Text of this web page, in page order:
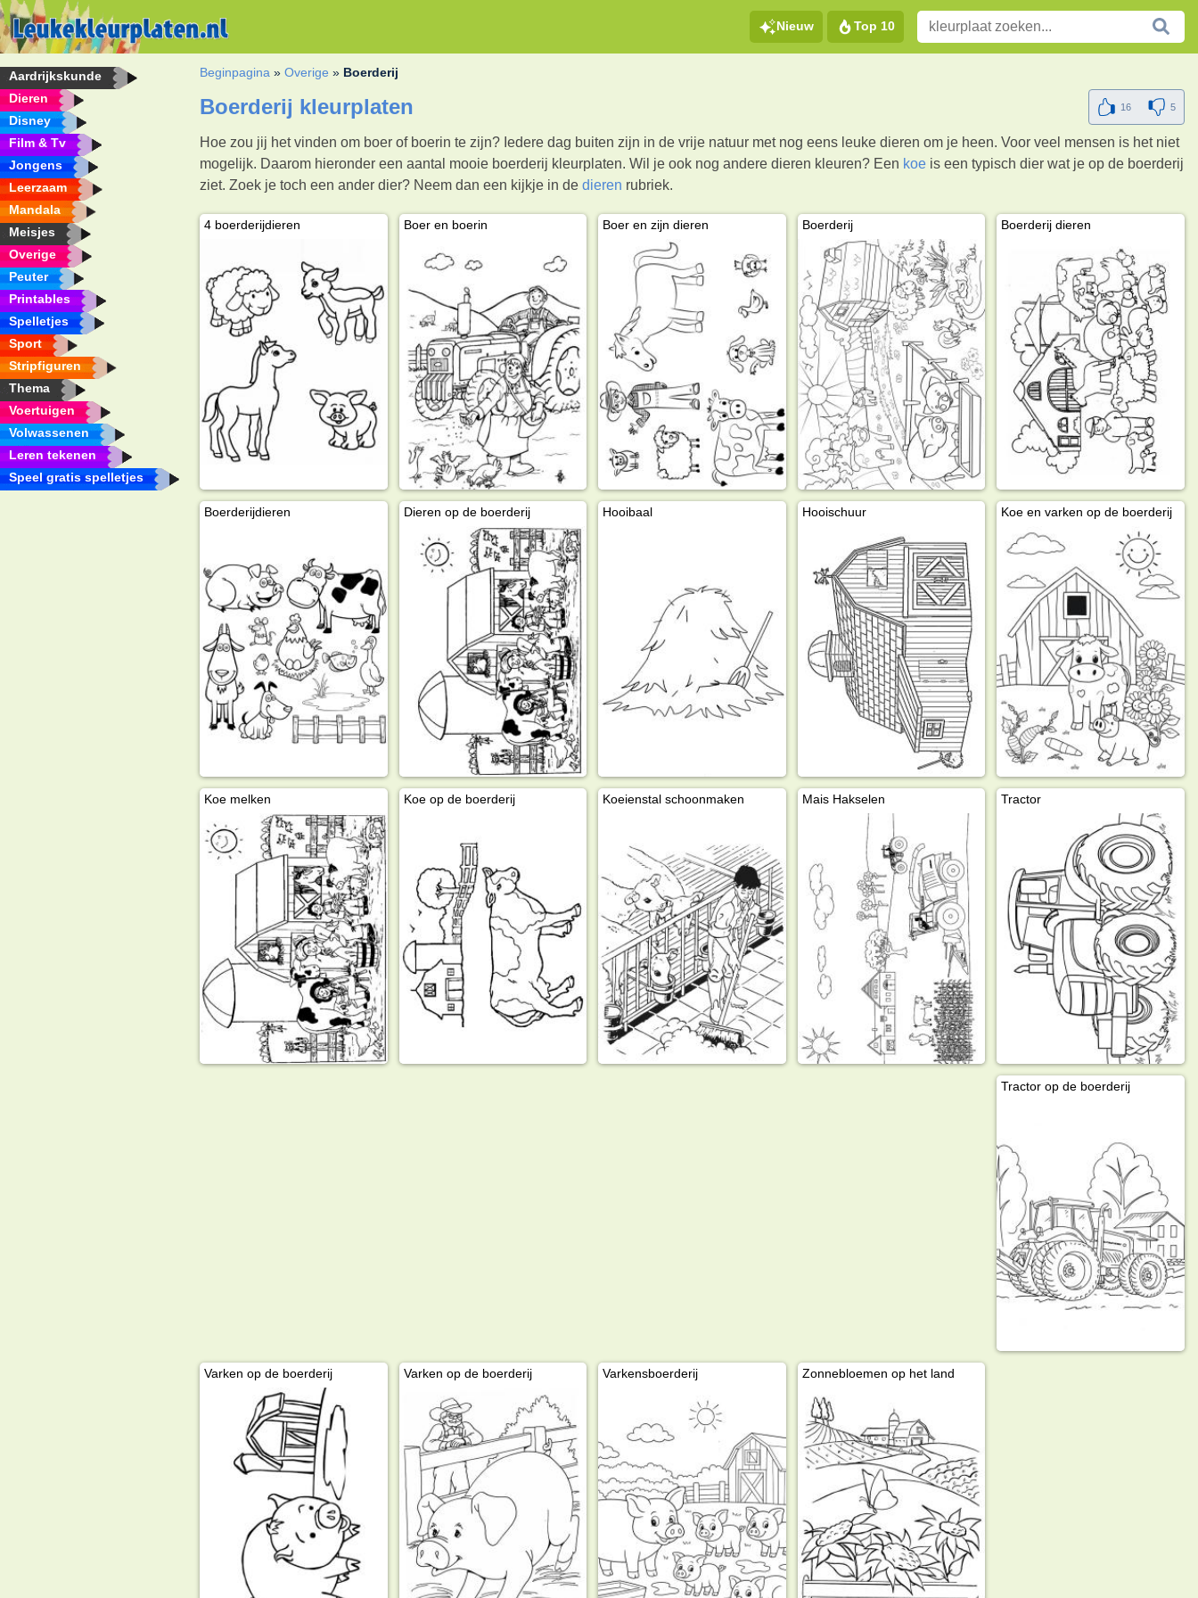
Nieuw Top 10
Aardrijkskunde
Dieren
Disney
Film & Tv
Jongens
Leerzaam
Mandala
Meisjes
Overige
Peuter
Printables
Spelletjes
Sport
Stripfiguren
Thema
Voertuigen
Volwassenen
Leren tekenen
Speel gratis spelletjes
Beginpagina »Overige » Boerderij
Boerderij kleurplaten 16 5
Hoe zou jij het vinden om boer of boerin te zijn? Iedere dag buiten zijn in de vrije natuur met nog eens leuke dieren om je heen. Voor veel mensen is het niet
mogelijk. Daarom hieronder een aantal mooie boerderij kleurplaten. Wil je ook nog andere dieren kleuren? Een koe is een typisch dier wat je op de boerderij
ziet. Zoek je toch een ander dier? Neem dan een kijkje in dedieren rubriek.
4 boerderijdieren Boer en boerin Boer en zijn dieren Boerderij Boerderij dieren
Boerderijdieren Dieren op de boerderij Hooibaal Hooischuur Koe en varken op de boerderij
Koe melken Koe op de boerderij Koeienstal schoonmaken Mais Hakselen Tractor
Tractor op de boerderij
Varken op de boerderij Varken op de boerderij Varkensboerderij Zonnebloemen op het land